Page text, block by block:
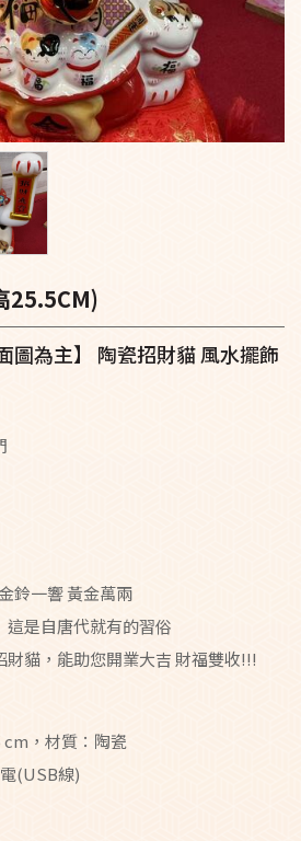
25.5CM)
圖為主】 陶瓷招財貓 風水擺飾
鈴一響 黃金萬兩
這是自唐代就有的習俗
貓，能助您開業大吉 財福雙收!!!
cm，材質：陶瓷
(USB線)